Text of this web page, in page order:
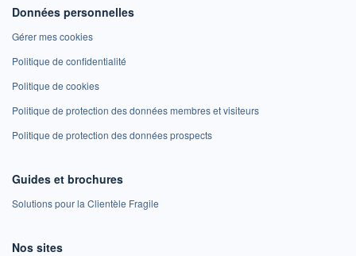
Données personnelles
Gérer mes cookies
Politique de confidentialité
Politique de cookies
Politique de protection des données membres et visiteurs
Politique de protection des données prospects
Guides et brochures
Solutions pour la Clientèle Fragile
Nos sites